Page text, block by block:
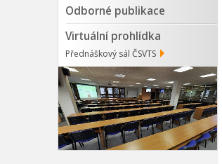
Odborné publikace
Virtuální prohlídka
Přednáškový sál ČSVTS